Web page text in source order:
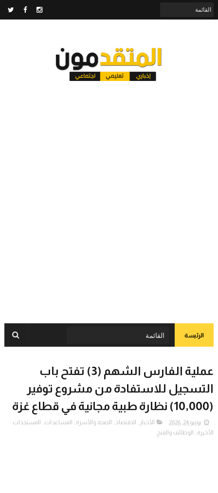
الرئيسة
عملية الفارس الشهم (3) تفتح باب
التسجيل للاستفادة من مشروع توفير
(10,000) نظارة طبية مجانية في قطاع غزة
يونيو 24, 2026 الأخبار , الاقتصاد, الصحة والأسرة, المساعدات,
المستجدات
الأخيرة, الوظائف والمنح